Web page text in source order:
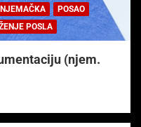
NJEMAČKA
POSAO
POSLA
(njem.